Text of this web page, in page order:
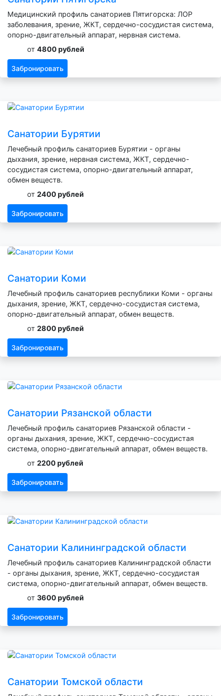
Медицинский профиль санаториев Пятигорска: ЛОР
заболевания, зрение, ЖКТ, сердечно-сосудистая система,
опорно-двигательный аппарат, нервная система.
от 4800 рублей
Забронировать
Санатории Бурятии
Лечебный профиль санаториев Бурятии - органы
дыхания, зрение, нервная система, ЖКТ, сердечно-
сосудистая система, опорно-двигательный аппарат,
обмен веществ.
от 2400 рублей
Забронировать
Санатории Коми
Лечебный профиль санаториев республики Коми - органы
дыхания, зрение, ЖКТ, сердечно-сосудистая система,
опорно-двигательный аппарат, обмен веществ.
от 2800 рублей
Забронировать
Санатории Рязанской области
Лечебный профиль санаториев Рязанской области -
органы дыхания, зрение, ЖКТ, сердечно-сосудистая
система, опорно-двигательный аппарат, обмен веществ.
от 2200 рублей
Забронировать
Санатории Калининградской области
Лечебный профиль санаториев Калининградской области
- органы дыхания, зрение, ЖКТ, сердечно-сосудистая
система, опорно-двигательный аппарат, обмен веществ.
от 3600 рублей
Забронировать
Санатории Томской области